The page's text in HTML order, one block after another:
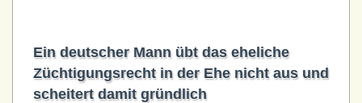
Ein deutscher Mann übt das eheliche
Züchtigungsrecht in der Ehe nicht aus und
scheitert damit gründlich